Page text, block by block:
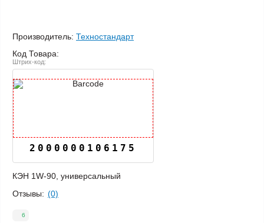
Производитель: Техностандарт
Код Товара:
Штрих-код:
2000000106175
КЭН 1W-90, универсальный
Отзывы: (0)
6